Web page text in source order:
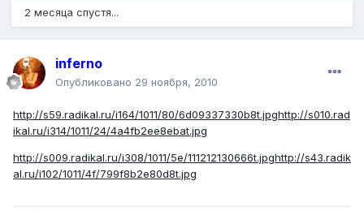
2 месяца спустя...
inferno
Опубликовано 29 ноября, 2010
http://s59.radikal.ru/i164/1011/80/6d09337330b8t.jpghttp://s010.rad
ikal.ru/i314/1011/24/4a4fb2ee8ebat.jpg
http://s009.radikal.ru/i308/1011/5e/111212130666t.jpghttp://s43.radik
al.ru/i102/1011/4f/799f8b2e80d8t.jpg